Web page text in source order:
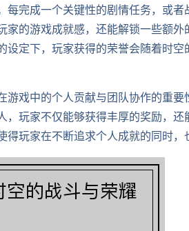
完成一个关键性的剧情任务，或
家的游戏成就感，还能解锁一些额
设定下，玩家获得的荣誉会随着时
游戏中的个人贡献与团队协作的重
玩家不仅能够获得丰厚的奖励，
玩家在不断追求个人成就的同时，